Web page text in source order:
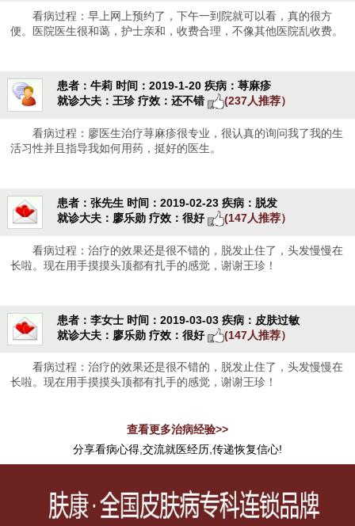
看病过程：早上网上预约了，下午一到院就可以看，真的很方
便。医院医生很和蔼，护士亲和，收费合理，不像其他医院乱收费。
患者：牛莉 时间：2019-1-20 疾病：荨麻疹
就诊大夫：王珍 疗效：还不错 (237人推荐）
看病过程：廖医生治疗荨麻疹很专业，很认真的询问我了我的生
活习性并且指导我如何用药，挺好的医生。
患者：张先生 时间：2019-02-23 疾病：脱发
就诊大夫：廖乐勋 疗效：很好 (147人推荐）
看病过程：治疗的效果还是很不错的，脱发止住了，头发慢慢在
长啦。现在用手摸摸头顶都有扎手的感觉，谢谢王珍！
患者：李女士 时间：2019-03-03 疾病：皮肤过敏
就诊大夫：廖乐勋 疗效：很好 (147人推荐）
看病过程：治疗的效果还是很不错的，脱发止住了，头发慢慢在
长啦。现在用手摸摸头顶都有扎手的感觉，谢谢王珍！
查看更多治病经验>>
分享看病心得,交流就医经历,传递恢复信心!